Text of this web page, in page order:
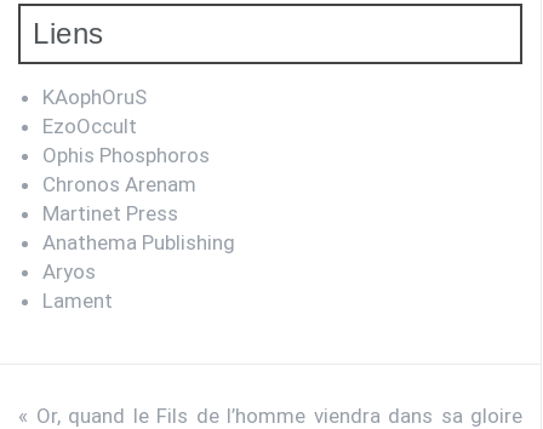
Liens
KAophOruS
EzoOccult
Ophis Phosphoros
Chronos Arenam
Martinet Press
Anathema Publishing
Aryos
Lament
« Or, quand le Fils de l’homme viendra dans sa gloire